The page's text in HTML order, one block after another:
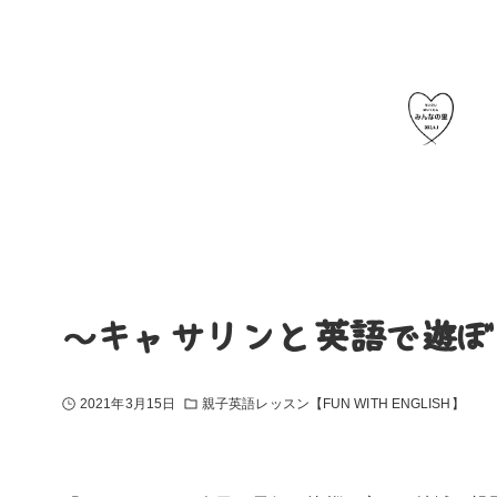
～キャサリンと英語で遊
2021年3月15日 親子英語レッスン【FUN WITH ENGLISH】